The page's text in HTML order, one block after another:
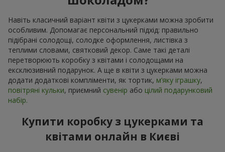
Навіть класичний варіант квіти з цукерками можна зробити
особливим. Допомагає персональний підхід: правильно
підібрані солодощі, солодке оформлення, листівка з
теплими словами, святковий декор. Саме такі деталі
перетворюють коробку з квітами і солодощами на
ексклюзивний подарунок. А ще в квіти з цукерками можна
додати додаткові компліменти, як тортик, м’яку іграшку,
повітряні кульки, приємний сувенір або цілий подарунковий
набір.
Купити коробку з цукерками та
квітами онлайн в Києві